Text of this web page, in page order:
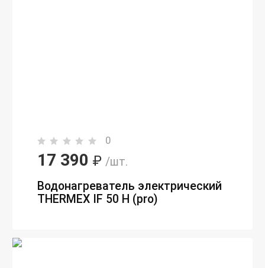
0
17 390 ₽ /шт.
Водонагреватель электрический
THERMEX IF 50 H (pro)